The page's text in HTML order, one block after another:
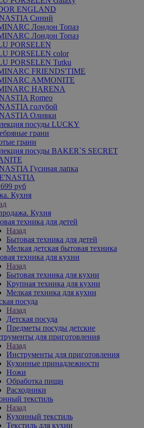
ENGLAND
Синий
Лондон Топаз
Лондон Топаз
PORSELEN
PORSELEN color
PORSELEN Tutku
FRIENDS'TIME
AMMONITE
HARENA
Romeo
голубой
Оливки
посуды LUCKY
грани
грани
посуды BAKER`S SECRET
Гусиная лапка
руб
Кухня
Кухня
техника для детей
Назад
Бытовая техника для детей
Мелкая детская бытовая техника
техника для кухни
Назад
Бытовая техника для кухни
Крупная техника для кухни
Мелкая техника для кухни
посуда
Назад
Детская посуда
Предметы посуды детские
для приготовления
Назад
Инструменты для приготовления
Кухонные принадлежности
Ножи
Обработка пищи
Расходники
текстиль
Назад
Кухонный текстиль
Текстиль для кухни